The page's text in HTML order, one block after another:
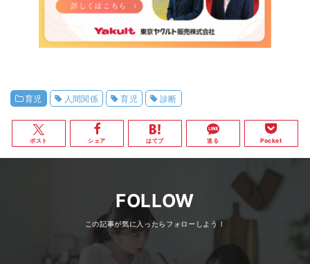
育児 人間関係 育児 診断
ポスト シェア はてブ 送る Pocket
FOLLOW